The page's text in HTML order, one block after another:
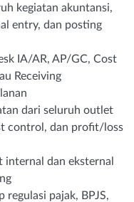
kegiatan akuntansi,
entry, dan posting
IA/AR, AP/GC, Cost
Receiving
dari seluruh outlet
control, dan profit/loss
internal dan eksternal
pajak, BPJS,